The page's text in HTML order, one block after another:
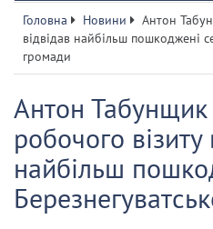
Головна Новини
Антон
відвідав найбільш пошкоджені
громади
Антон Табунщик
робочого візиту
найбільш